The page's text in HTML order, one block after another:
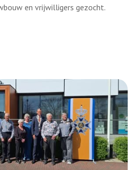
en vrijwilligers gezocht.